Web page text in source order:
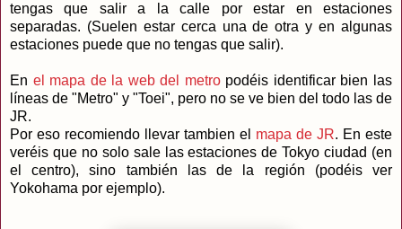
tengas que salir a la calle por estar en estaciones
separadas. (Suelen estar cerca una de otra y en algunas
estaciones puede que no tengas que salir).
En el mapa de la web del metropodéis identificar bien las
líneas de "Metro" y "Toei", pero no se ve bien del todo las de
JR.
Por eso recomiendo llevar tambien el mapa de JR. En este
veréis que no solo sale las estaciones de Tokyo ciudad (en
el centro), sino también las de la región (podéis ver
Yokohama por ejemplo).